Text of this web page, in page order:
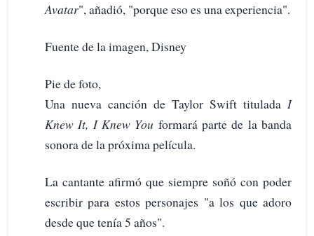
Avatar", añadió, "porque eso es una experiencia".
Fuente de la imagen, Disney
Pie de foto,
Una nueva canción de Taylor Swift titulada I
Knew It, I Knew You formará parte de la banda
sonora de la próxima película.
La cantante afirmó que siempre soñó con poder
escribir para estos personajes "a los que adoro
desde que tenía 5 años".